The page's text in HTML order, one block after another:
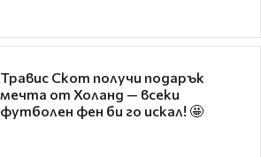
Травис Скот получи подарък
мечта от Холанд — всеки
футболен фен би го искал! 🤩